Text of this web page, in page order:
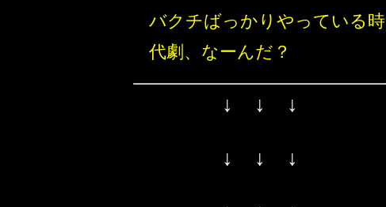
バクチばっかりやっている時
代劇、なーんだ？
↓ ↓ ↓
↓ ↓ ↓